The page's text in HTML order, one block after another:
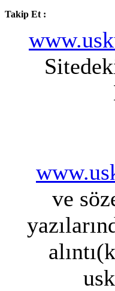
Takip Et :
ve